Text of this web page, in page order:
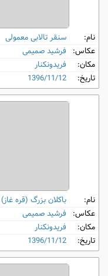
نام:
سنقر تالابی معمولی
عکاس: فرشید صمیمی
مکان:
فریدونکنار
تاریخ:
1396/11/12
نام:
باکلان بزرگ (قره غاز)
عکاس: فرشید صمیمی
مکان:
فریدونکنار
تاریخ:
1396/11/12